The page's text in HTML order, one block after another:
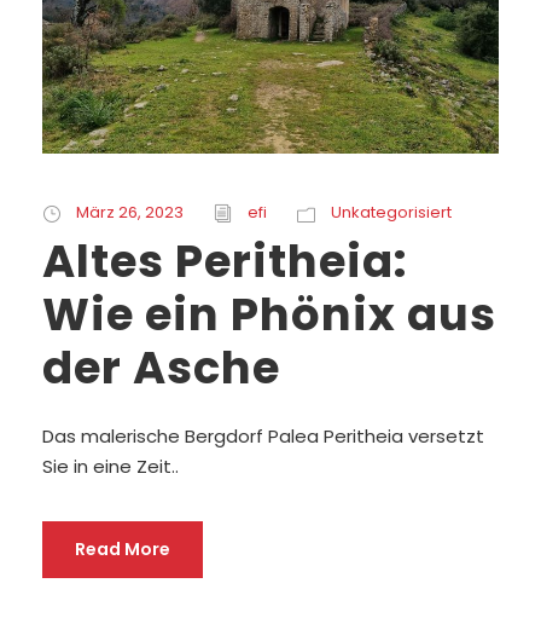
März 26, 2023 efi Unkategorisiert
Altes Peritheia:
Wie ein Phönix aus
der Asche
Das malerische Bergdorf Palea Peritheia versetzt
Sie in eine Zeit..
Read More